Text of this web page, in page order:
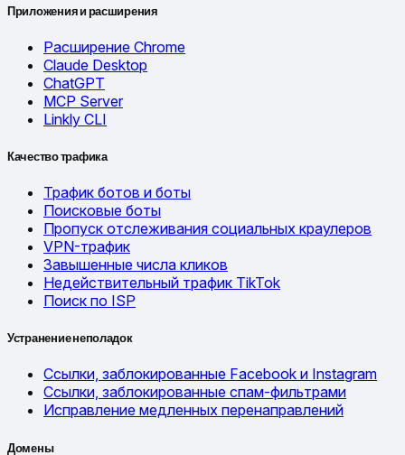
Приложения и расширения
Расширение Chrome
Claude Desktop
ChatGPT
MCP Server
Linkly CLI
Качество трафика
Трафик ботов и боты
Поисковые боты
Пропуск отслеживания социальных краулеров
VPN-трафик
Завышенные числа кликов
Недействительный трафик TikTok
Поиск по ISP
Устранение неполадок
Ссылки, заблокированные Facebook и Instagram
Ссылки, заблокированные спам-фильтрами
Исправление медленных перенаправлений
Домены